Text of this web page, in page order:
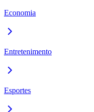
Economia
Entretenimento
Esportes